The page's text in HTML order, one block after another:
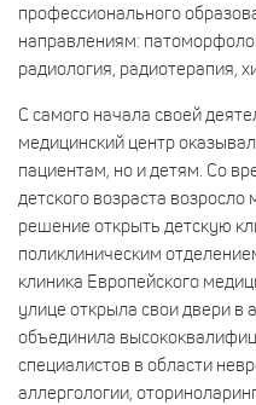
профессионального
направлениям:
радиология, радиотерапия,
С самого начала своей
медицинский центр
пациентам, но и детям. Со
детского возраста
решение открыть детскую
поликлиническим
клиника Европейского
улице открыла свои двери в
объединила
специалистов в области
аллергологии,